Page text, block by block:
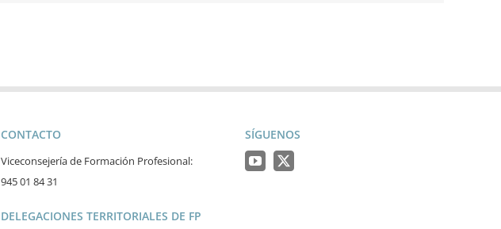
CONTACTO
Viceconsejería de Formación Profesional:
945 01 84 31
DELEGACIONES TERRITORIALES DE FP
SÍGUENOS